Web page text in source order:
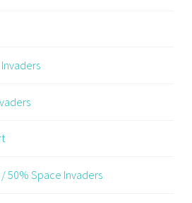
50% Space Invaders